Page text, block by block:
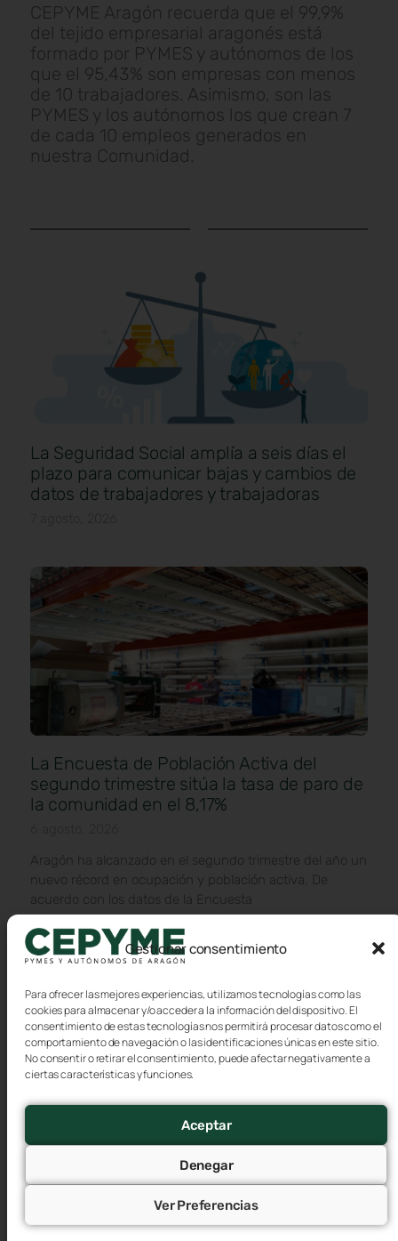
Gestionar consentimiento
Para ofrecer las mejores experiencias, utilizamos tecnologías como las
cookies para almacenar y/o acceder a la información del dispositivo. El
consentimiento de estas tecnologías nos permitirá procesar datos como el
comportamiento de navegación o las identificaciones únicas en este sitio.
No consentir o retirar el consentimiento, puede afectar negativamente a
ciertas características y funciones.
Aceptar
Denegar
Ver Preferencias
CEPYME Aragón recuerda que el 99,9%
del tejido empresarial aragonés está
formado por PYMES y autónomos de los
que el 95,43% son empresas con menos
de 10 trabajadores. Asimismo, son las
PYMES y los autónomos los que crean 7
de cada 10 empleos generados en
nuestra Comunidad.
La Seguridad Social amplía a seis días el
plazo para comunicar bajas y cambios de
datos de trabajadores y trabajadoras
La Encuesta de Población Activa del
segundo trimestre sitúa la tasa de paro de
la comunidad en el 8,17%
Aragón ha alcanzado en el segundo trimestre del año un
nuevo récord en ocupación y población activa. De
acuerdo con los datos de la Encuesta
CEPYME Aragón alerta del repunte del
paro en julio pese al nuevo máximo de
afiliación